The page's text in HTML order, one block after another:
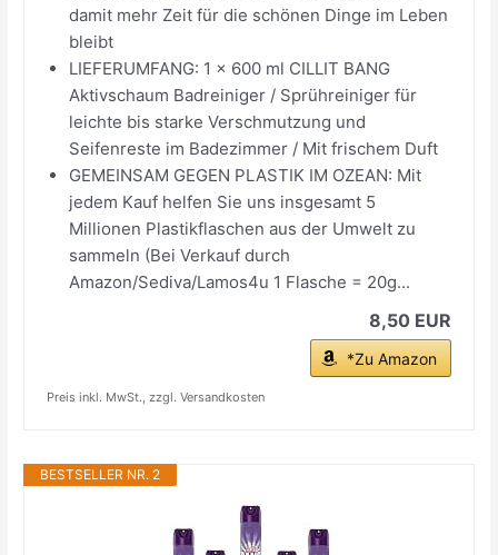
damit mehr Zeit für die schönen Dinge im Leben
bleibt
LIEFERUMFANG: 1 x 600 ml CILLIT BANG
Aktivschaum Badreiniger / Sprühreiniger für
leichte bis starke Verschmutzung und
Seifenreste im Badezimmer / Mit frischem Duft
GEMEINSAM GEGEN PLASTIK IM OZEAN: Mit
jedem Kauf helfen Sie uns insgesamt 5
Millionen Plastikflaschen aus der Umwelt zu
sammeln (Bei Verkauf durch
Amazon/Sediva/Lamos4u 1 Flasche = 20g...
8,50 EUR
*Zu Amazon
Preis inkl. MwSt., zzgl. Versandkosten
BESTSELLER NR. 2